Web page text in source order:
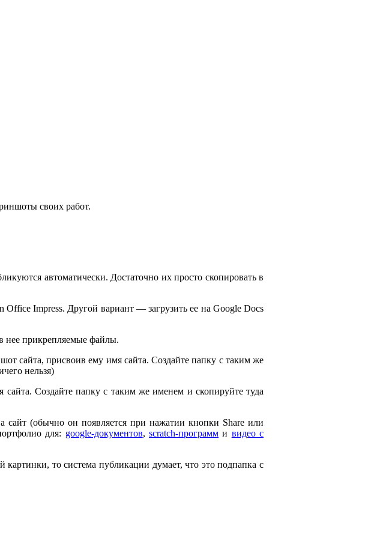
своих работ.
автоматически. Достаточно их просто скопировать в
Office Impress. Другой вариант — загрузить ее на Google Docs
нее прикрепляемые файлы.
сайта, присвоив ему имя сайта. Создайте папку с таким же
нельзя)
Создайте папку с таким же именем и скопируйте туда
сайт (обычно он появляется при нажатии кнопки Share или
для: google-документов,scratch-программ и видео с
то система публикации думает, что это подпапка с